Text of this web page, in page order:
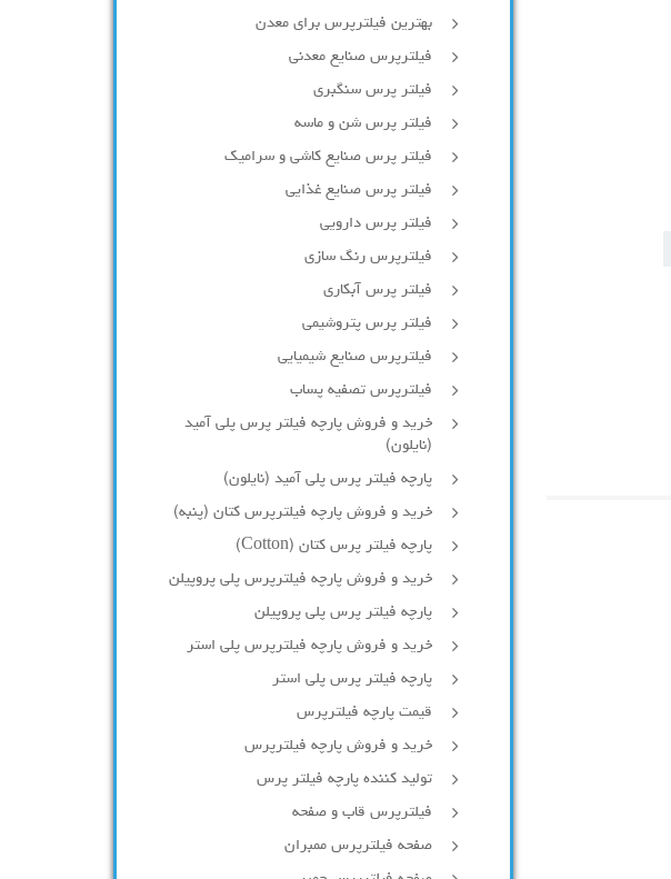
بهترین فیلترپرس برای معدن
فیلترپرس صنایع معدنی
فیلتر پرس سنگبری
فیلتر پرس شن و ماسه
فیلتر پرس صنایع کاشی و سرامیک
فیلتر پرس صنایع غذایی
فیلتر پرس دارویی
فیلترپرس رنگ سازی
فیلتر پرس آبکاری
فیلتر پرس پتروشیمی
فیلترپرس صنایع شیمیایی
فیلترپرس تصفیه پساب
خرید و فروش پارچه فیلتر پرس پلی آمید
(نایلون)
پارچه فیلتر پرس پلی آمید (نایلون)
خرید و فروش پارچه فیلترپرس کتان (پنبه)
پارچه فیلتر پرس کتان (Cotton)
خرید و فروش پارچه فیلترپرس پلی پروپیلن
پارچه فیلتر پرس پلی پروپیلن
خرید و فروش پارچه فیلترپرس پلی استر
پارچه فیلتر پرس پلی استر
قیمت پارچه فیلترپرس
خرید و فروش پارچه فیلترپرس
تولید کننده پارچه فیلتر پرس
فیلترپرس قاب و صفحه
صفحه فیلترپرس ممبران